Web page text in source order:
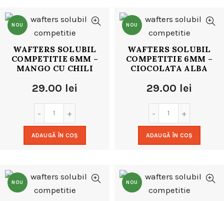
NOU
WAFTERS SOLUBIL
COMPETITIE 6MM –
MANGO CU CHILI
29.00 lei
ADAUGĂ ÎN COȘ
NOU
WAFTERS SOLUBIL
COMPETITIE 6MM –
CIOCOLATA ALBA
29.00 lei
ADAUGĂ ÎN COȘ
NOU NOU